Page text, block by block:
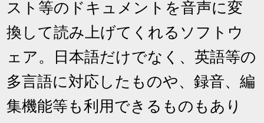
スト等のドキュメントを音声に変
換して読み上げてくれるソフトウ
ェア。日本語だけでなく、英語等の
多言語に対応したものや、録音、編
集機能等も利用できるものもあり